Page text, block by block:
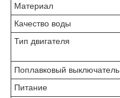
Материал
Качество воды
Тип двигателя
Поплавковый выключатель
Питание